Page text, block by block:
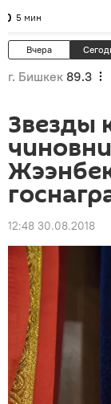
5 мин
Вчера
г. Бишкек 89.3
Звезды
12:48 30.08.2018